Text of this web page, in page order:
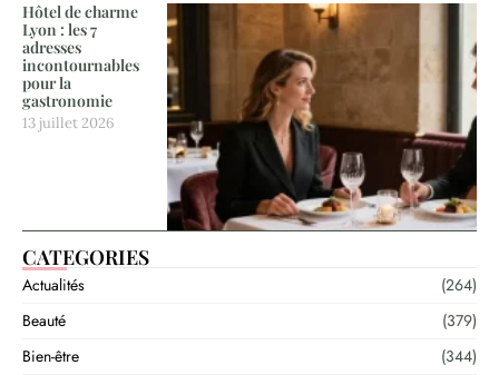
Hôtel de charme
Lyon : les 7
adresses
incontournables
pour la
gastronomie
13 juillet 2026
CATEGORIES
Actualités
(264)
Beauté
(379)
Bien-être
(344)